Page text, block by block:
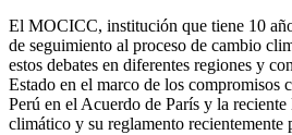
El MOCICC, institución que tiene 10
de seguimiento al proceso de cambio
estos debates en diferentes regiones y
Estado en el marco de los compromisos
Perú en el Acuerdo de París y la
climático y su reglamento recientemente